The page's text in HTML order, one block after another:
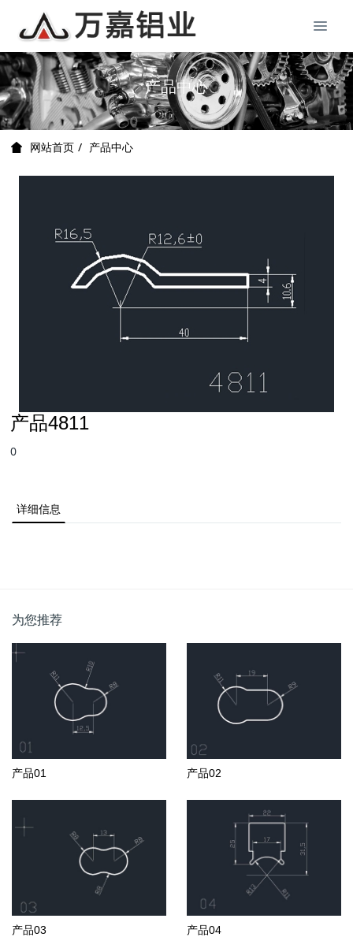
产品中心
网站首页 产品中心
产品4811
0
详细信息
为您推荐
产品01 产品02
产品03 产品04